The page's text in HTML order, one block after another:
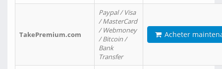
TakePremium.com
Paypal / Visa
/ MasterCard
/ Webmoney
/ Bitcoin /
Bank
Transfer
Acheter